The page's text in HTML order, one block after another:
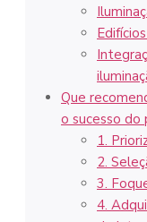
Que
o sucesso do
1.
2.
3.
4.